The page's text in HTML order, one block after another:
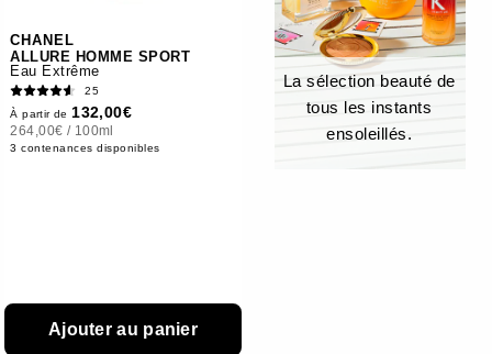
CHANEL
ALLURE HOMME SPORT
Eau Extrême
25
À partir de 132,00€
264,00€ / 100ml
3 contenances disponibles
Ajouter au panier
La sélection beauté de
tous les instants
ensoleillés.